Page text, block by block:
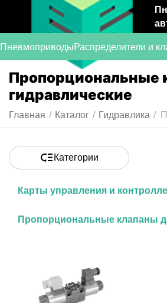
ПневмоприводыРаспределители и
Пропорциональные
гидравлические
Главная / Каталог / Гидравлика /
Категории
Карты управления и
Пропорциональные клапаны